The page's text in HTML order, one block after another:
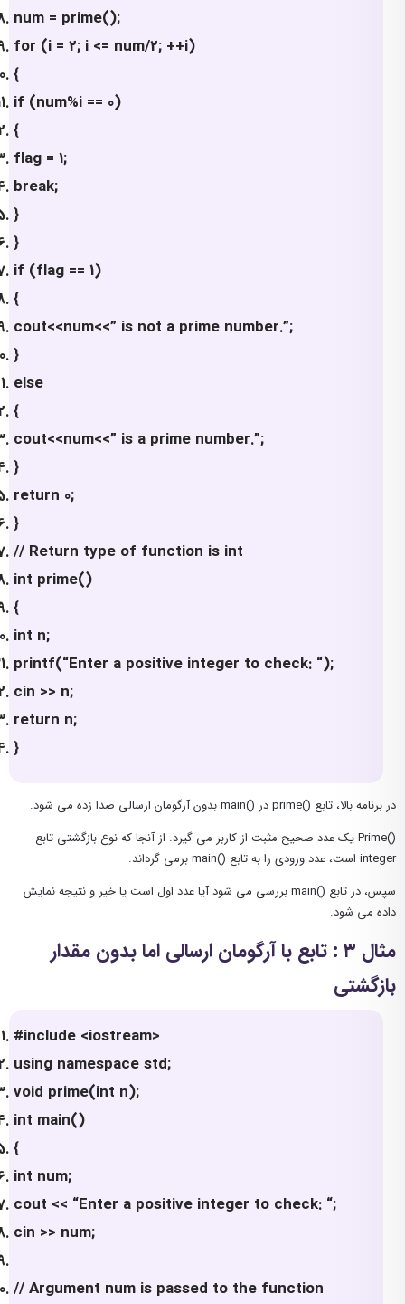
num = prime();
for (i = 2; i <= num/2; ++i)
{
if (num%i == 0)
{
flag = 1;
break;
}
}
if (flag == 1)
{
cout<<num<<” is not a prime number.”;
}
else
{
cout<<num<<” is a prime number.”;
}
return 0;
}
// Return type of function is int
int prime()
{
int n;
printf(“Enter a positive integer to check: “);
cin >> n;
return n;
}
در برنامه بالا، تابع ()prime در ()main بدون آرگومان ارسالی صدا زده می شود.
()Prime یک عدد صحیح مثبت از کاربر می گیرد. از آنجا که نوع بازگشتی تابع
integer است، عدد ورودی را به تابع ()main برمی گرداند.
سپس، در تابع ()main بررسی می شود آیا عدد اول است یا خیر و نتیجه نمایش
داده می شود.
مثال ۳ : تابع با آرگومان ارسالی اما بدون مقدار
بازگشتی
#include <iostream>
using namespace std;
void prime(int n);
int main()
{
int num;
cout << “Enter a positive integer to check: “;
cin >> num;
// Argument num is passed to the function